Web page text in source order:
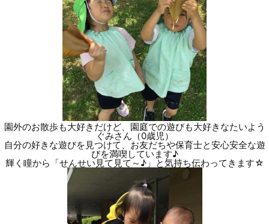
園外のお散歩も大好きだけど、園庭での遊びも大好きなたいよう
ぐみさん（0歳児）
自分の好きな遊びを見つけて、お友だちや保育士と安心安全な遊
びを満喫しています♪
輝く瞳から「せんせい見て見て～♪」と気持ち伝わってきます☆